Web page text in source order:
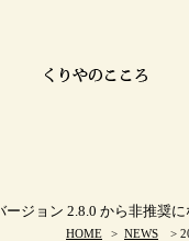
ージョン 2.8.0 から非推奨
HOME > NEWS >